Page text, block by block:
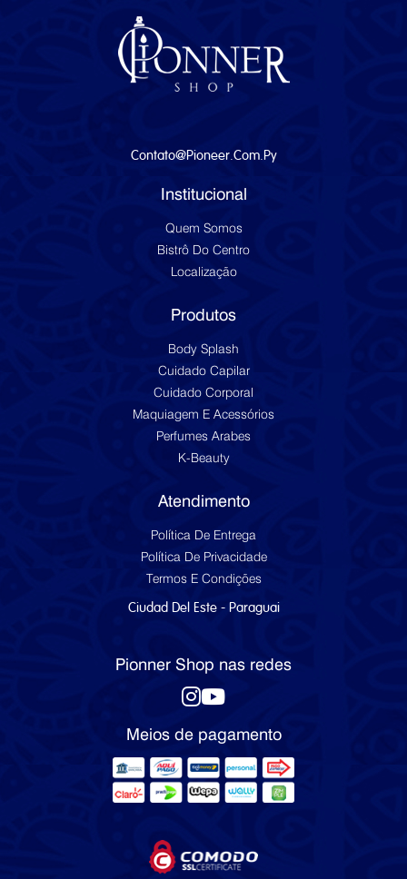
Contato@pioneer.com.py
Institucional
Quem Somos
Bistrô Do Centro
Localização
Produtos
Body Splash
Cuidado Capilar
Cuidado Corporal
Maquiagem E Acessórios
Perfumes Arabes
K-Beauty
Atendimento
Política De Entrega
Política De Privacidade
Termos E Condições
Ciudad Del Este - Paraguai
Pionner Shop nas redes
Meios de pagamento